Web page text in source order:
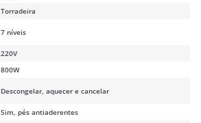
Torradeira
7 níveis
220V
800W
Descongelar, aquecer e cancelar
Sim, pés antiaderentes